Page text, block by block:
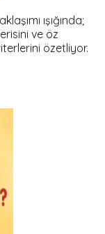
ışığında;
ve öz
özetliyor.